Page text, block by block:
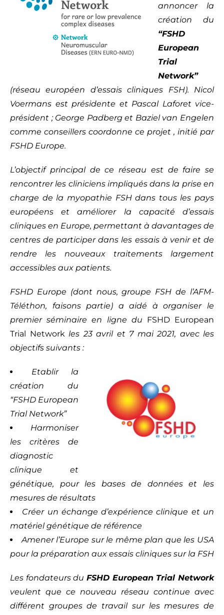
annoncer la
création du
“FSHD
European
Trial
Network”
(réseau européen d’essais cliniques FSH). Nicol
Voermans est présidente et Pascal Laforet vice-
président ; George Padberg et Baziel van Engelen
comme conseillers coordonne ce projet , initié par
FSHD Europe.
L’objectif principal de ce réseau est de faire se
rencontrer les cliniciens impliqués dans la prise en
charge de la myopathie FSH dans tous les pays
européens et améliorer la capacité d’essais
cliniques en Europe, permettant à davantages de
centres de participer dans les essais à venir et de
rendre les nouveaux traitements largement
accessibles aux patients.
FSHD Europe (dont nous, groupe FSH de l’AFM-
Téléthon, faisons partie) a aidé à organiser le
premier séminaire en ligne du FSHD European
Trial Networkles 23 avril et 7 mai 2021, avec les
objectifs suivants :
Etablir la
création du
“FSHD European
Trial Network”
Harmoniser
les critères de
diagnostic
clinique et
génétique, pour les bases de données et les
mesures de résultats
Créer un échange d’expérience clinique et un
matériel génétique de référence
Amener l’Europe sur le même plan que les USA
pour la préparation aux essais cliniques sur la FSH
Les fondateurs du FSHD European Trial Network
veulent que ce nouveau réseau continue avec
différent groupes de travail sur les mesures de